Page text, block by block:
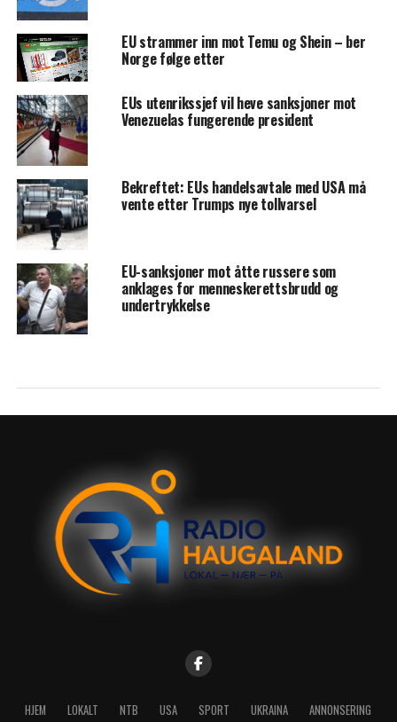
EU strammer inn mot Temu og Shein – ber
Norge følge etter
EUs utenrikssjef vil heve sanksjoner mot
Venezuelas fungerende president
Bekreftet: EUs handelsavtale med USA må
vente etter Trumps nye tollvarsel
EU-sanksjoner mot åtte russere som
anklages for menneskerettsbrudd og
undertrykkelse
HJEM LOKALT NTB USA SPORT UKRAINA ANNONSERING